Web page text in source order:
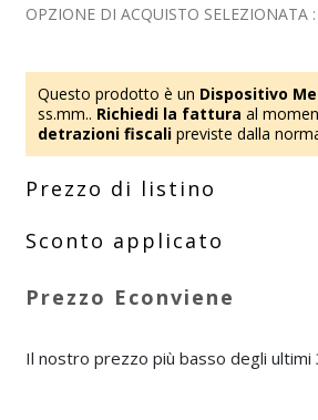
OPZIONE DI ACQUISTO SELEZIONATA :
Questo prodotto è un Dispositivo
ss.mm.. Richiedi la fattura al
detrazioni fiscalipreviste dalla
Il nostro prezzo più basso degli ultimi